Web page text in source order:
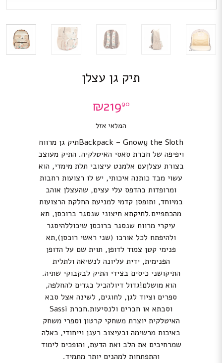
תיק גן עצלן
₪21990
המלאי אזל
Backpack – Gnowy the Slothתיק גן מרווח
ויפיפה של חברת סאסי האיטלקיה. התיק מעוצב
בצורת עצלןעם אלמנט עיצובי תלת מימדי, הוא
עשוי מבד כותנה איכותי, יש לו רצועות רחבות
ומרופדות בהדפס עלי עצים, שהעצלן אוהב
במיוחד, ותופסן קדמי למניעת החלקת הרצועות
מהכתפיים.לתיקתא חיצוני שנסגר ברוכסן, תא
עיקרי מרווח שנסגר ברוכסן שיכוללהיסגר
ולהיפתח לכל אורכו (שני ראשי רוכסן),תא
פנימי קטן צמוד לדופן, תוית שם על הדופן
הפנימית, ידית עליונה לנשיאה ולתלית
התיקושני כיסים בצידי התיק לבקבוקי שתיה.
הוא מושלם!גדול דיולהכיל בגדים להחלפה,
ספרים וציוד לגן, לחוגים, לשינה אצל סבא
וסבתא או חברים ולנסיעות.חברת Sassi
האיטלקית יוצרת משחקי קרטון וספרי משחק
באיכות מרשימה ובעיצוב רענן וייחודי, כאלה
שמרחיבים את הלב ואת הדעת, והופכים לימוד
והתפתחות למהנים יותר מתמיד.